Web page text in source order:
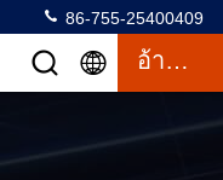
86-755-25400409
อ้างอิง